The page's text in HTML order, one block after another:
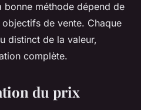
bonne méthode dépend de
objectifs de vente. Chaque
distinct de la valeur,
complète.
du prix